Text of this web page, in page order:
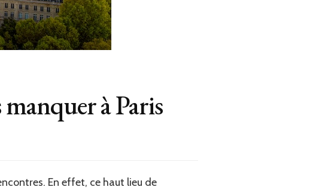
à Paris
En effet, ce haut lieu de